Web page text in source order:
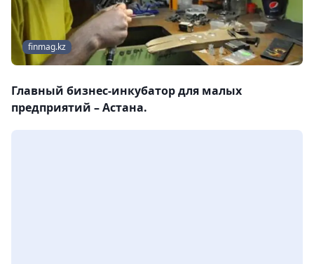
finmag.kz
Главный бизнес-инкубатор для малых
предприятий – Астана.